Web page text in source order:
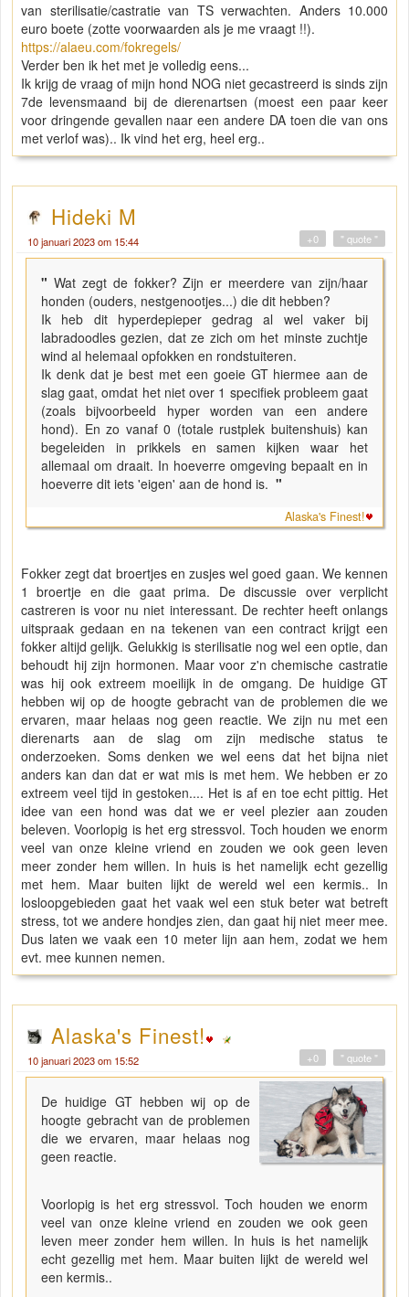
van sterilisatie/castratie van TS verwachten. Anders 10.000
euro boete (zotte voorwaarden als je me vraagt !!).
https://alaeu.com/fokregels/
Verder ben ik het met je volledig eens...
Ik krijg de vraag of mijn hond NOG niet gecastreerd is sinds zijn
7de levensmaand bij de dierenartsen (moest een paar keer
voor dringende gevallen naar een andere DA toen die van ons
met verlof was).. Ik vind het erg, heel erg..
Hideki M
10 januari 2023 om 15:44 " quote "
+0
" Wat zegt de fokker? Zijn er meerdere van zijn/haar
honden (ouders, nestgenootjes...) die dit hebben?
Ik heb dit hyperdepieper gedrag al wel vaker bij
labradoodles gezien, dat ze zich om het minste zuchtje
wind al helemaal opfokken en rondstuiteren.
Ik denk dat je best met een goeie GT hiermee aan de
slag gaat, omdat het niet over 1 specifiek probleem gaat
(zoals bijvoorbeeld hyper worden van een andere
hond). En zo vanaf 0 (totale rustplek buitenshuis) kan
begeleiden in prikkels en samen kijken waar het
allemaal om draait. In hoeverre omgeving bepaalt en in
hoeverre dit iets 'eigen' aan de hond is. "
Alaska's Finest!
Fokker zegt dat broertjes en zusjes wel goed gaan. We kennen
1 broertje en die gaat prima. De discussie over verplicht
castreren is voor nu niet interessant. De rechter heeft onlangs
uitspraak gedaan en na tekenen van een contract krijgt een
fokker altijd gelijk. Gelukkig is sterilisatie nog wel een optie, dan
behoudt hij zijn hormonen. Maar voor z'n chemische castratie
was hij ook extreem moeilijk in de omgang. De huidige GT
hebben wij op de hoogte gebracht van de problemen die we
ervaren, maar helaas nog geen reactie. We zijn nu met een
dierenarts aan de slag om zijn medische status te
onderzoeken. Soms denken we wel eens dat het bijna niet
anders kan dan dat er wat mis is met hem. We hebben er zo
extreem veel tijd in gestoken.... Het is af en toe echt pittig. Het
idee van een hond was dat we er veel plezier aan zouden
beleven. Voorlopig is het erg stressvol. Toch houden we enorm
veel van onze kleine vriend en zouden we ook geen leven
meer zonder hem willen. In huis is het namelijk echt gezellig
met hem. Maar buiten lijkt de wereld wel een kermis.. In
losloopgebieden gaat het vaak wel een stuk beter wat betreft
stress, tot we andere hondjes zien, dan gaat hij niet meer mee.
Dus laten we vaak een 10 meter lijn aan hem, zodat we hem
evt. mee kunnen nemen.
Alaska's Finest!
10 januari 2023 om 15:52 " quote "
+0
De huidige GT hebben wij op de
hoogte gebracht van de problemen
die we ervaren, maar helaas nog
geen reactie.
Voorlopig is het erg stressvol. Toch houden we enorm
veel van onze kleine vriend en zouden we ook geen
leven meer zonder hem willen. In huis is het namelijk
echt gezellig met hem. Maar buiten lijkt de wereld wel
een kermis..